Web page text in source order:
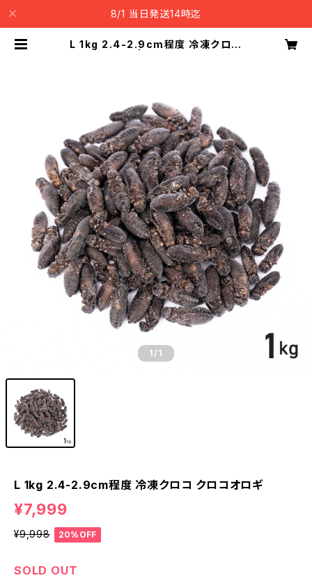
8/1 当日発送14時迄
L 1kg 2.4-2.9cm程度 冷凍クロコ
1/1
L 1kg 2.4-2.9cm程度 冷凍クロコ クロコオロギ
¥7,999
¥9,998 20%OFF
SOLD OUT